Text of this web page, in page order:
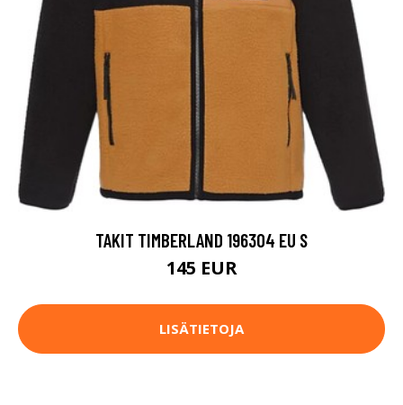
TAKIT TIMBERLAND 196304 EU S
145 EUR
LISÄTIETOJA